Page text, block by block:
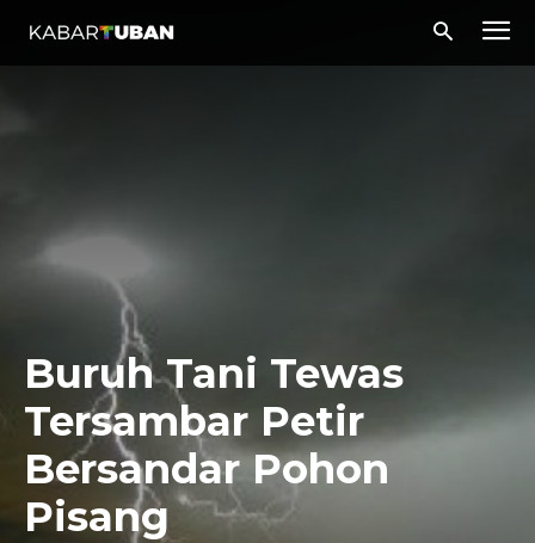
Buruh Tani Tewas
Tersambar Petir
Bersandar Pohon
Pisang